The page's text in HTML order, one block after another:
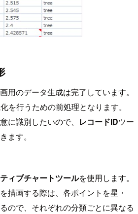
用のデータ生成は完了しています。
を行うための前処理となります。
に識別したいので、 レコードIDツー
ます。
ィブチャートツールを使用します。
描画する際は、各ポイントを星・
ので、それぞれの分類ごとに異なる